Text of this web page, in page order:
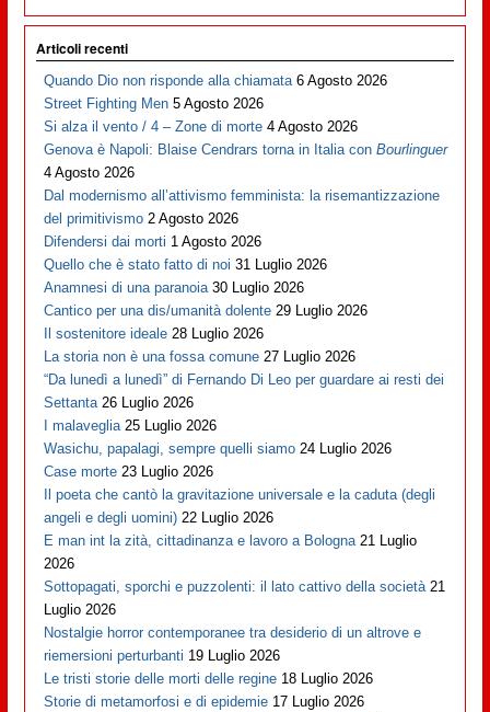
Articoli recenti
Quando Dio non risponde alla chiamata 6 Agosto 2026
Street Fighting Men 5 Agosto 2026
Si alza il vento / 4 – Zone di morte 4 Agosto 2026
Genova è Napoli: Blaise Cendrars torna in Italia conBourlinguer
4 Agosto 2026
Dal modernismo all’attivismo femminista: la risemantizzazione
del primitivismo 2 Agosto 2026
Difendersi dai morti 1 Agosto 2026
Quello che è stato fatto di noi 31 Luglio 2026
Anamnesi di una paranoia 30 Luglio 2026
Cantico per una dis/umanità dolente 29 Luglio 2026
Il sostenitore ideale 28 Luglio 2026
La storia non è una fossa comune 27 Luglio 2026
“Da lunedì a lunedì” di Fernando Di Leo per guardare ai resti dei
Settanta 26 Luglio 2026
I malaveglia 25 Luglio 2026
Wasichu, papalagi, sempre quelli siamo 24 Luglio 2026
Case morte 23 Luglio 2026
Il poeta che cantò la gravitazione universale e la caduta (degli
angeli e degli uomini) 22 Luglio 2026
E man int la zità, cittadinanza e lavoro a Bologna 21 Luglio
2026
Sottopagati, sporchi e puzzolenti: il lato cattivo della società 21
Luglio 2026
Nostalgie horror contemporanee tra desiderio di un altrove e
riemersioni perturbanti 19 Luglio 2026
Le tristi storie delle morti delle regine 18 Luglio 2026
Storie di metamorfosi e di epidemie 17 Luglio 2026